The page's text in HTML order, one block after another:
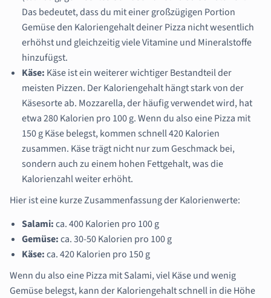
Das bedeutet, dass du mit einer großzügigen Portion
Gemüse den Kaloriengehalt deiner Pizza nicht wesentlich
erhöhst und gleichzeitig viele Vitamine und Mineralstoffe
hinzufügst.
Käse: Käse ist ein weiterer wichtiger Bestandteil der
meisten Pizzen. Der Kaloriengehalt hängt stark von der
Käsesorte ab. Mozzarella, der häufig verwendet wird, hat
etwa 280 Kalorien pro 100 g. Wenn du also eine Pizza mit
150 g Käse belegst, kommen schnell 420 Kalorien
zusammen. Käse trägt nicht nur zum Geschmack bei,
sondern auch zu einem hohen Fettgehalt, was die
Kalorienzahl weiter erhöht.
Hier ist eine kurze Zusammenfassung der Kalorienwerte:
Salami:ca. 400 Kalorien pro 100 g
Gemüse:ca. 30-50 Kalorien pro 100 g
Käse:ca. 420 Kalorien pro 150 g
Wenn du also eine Pizza mit Salami, viel Käse und wenig
Gemüse belegst, kann der Kaloriengehalt schnell in die Höhe